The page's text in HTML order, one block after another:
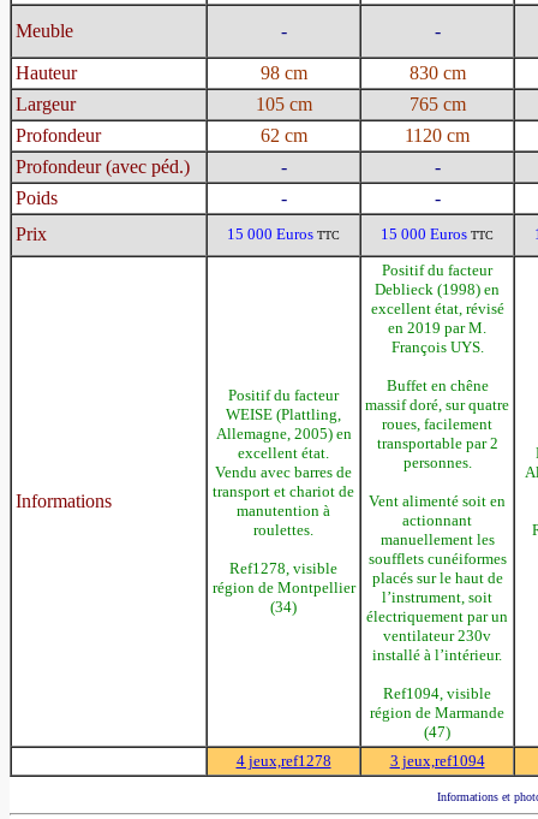
Meuble - -
Hauteur 98 cm
830 cm
Largeur
105 cm
765 cm
Profondeur
62 cm
1120 cm
Profondeur (avec péd.)
-
-
Poids
-
-
Prix
15 000 Euros TTC 15 000 Euros TTC
Informations
Positif du facteur
WEISE (Plattling,
Allemagne, 2005) en
excellent état.
Vendu avec barres de
transport et chariot de
manutention à
roulettes.
Ref1278, visible
région de Montpellier
(34)
Positif du facteur
Deblieck (1998) en
excellent état, révisé
en 2019 par M.
François UYS.
Buffet en chêne
massif doré, sur quatre
roues, facilement
transportable par 2
personnes.
Vent alimenté soit en
actionnant
manuellement les
soufflets cunéiformes
placés sur le haut de
l’instrument, soit
électriquement par un
ventilateur 230v
installé à l’intérieur.
Ref1094, visible
région de Marmande
(47)
4 jeux,ref1278 3 jeux,ref1094
Informations et